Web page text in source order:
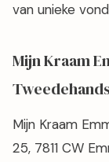
van unieke
Mijn Kraam
Mijn Kraam
25, 7811 CW